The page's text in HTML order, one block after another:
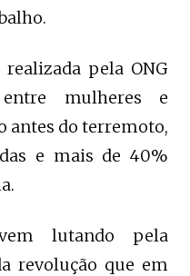
pela ONG
mulheres e
antes do terremoto,
e mais de 40%
lutando pela
revolução que em